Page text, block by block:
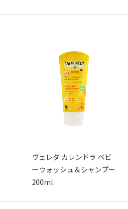
ヴェレダ カレンドラ ベビ
ーウォッシュ＆シャンプー
200ml